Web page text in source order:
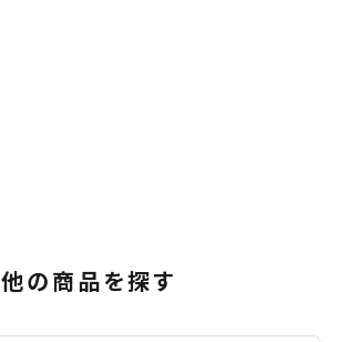
他の商品を探す